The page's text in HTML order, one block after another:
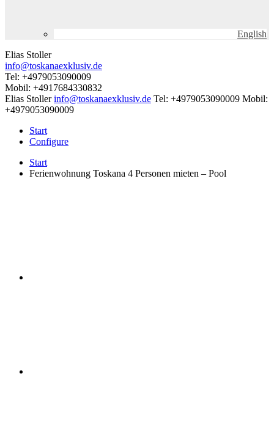
English
Elias Stoller
info@toskanaexklusiv.de
Tel: +4979053090009
Mobil: +4917684330832
Elias Stoller info@toskanaexklusiv.de Tel: +4979053090009 Mobil:
+4979053090009
Start
Configure
Start
Ferienwohnung Toskana 4 Personen mieten – Pool